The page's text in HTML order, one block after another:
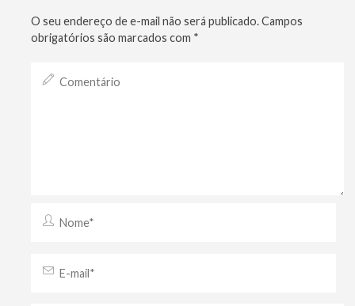
O seu endereço de e-mail não será publicado.Campos
obrigatórios são marcados com *